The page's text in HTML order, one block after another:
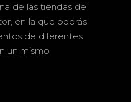
de las tiendas de
en la que podrás
de diferentes
un mismo